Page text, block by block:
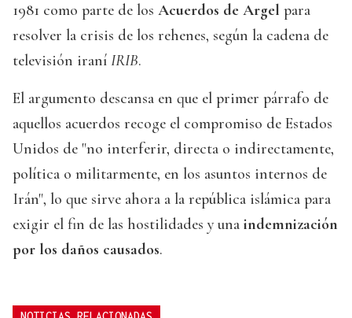
1981 como parte de los Acuerdos de Argel para
resolver la crisis de los rehenes, según la cadena de
televisión iraní IRIB.
El argumento descansa en que el primer párrafo de
aquellos acuerdos recoge el compromiso de Estados
Unidos de "no interferir, directa o indirectamente,
política o militarmente, en los asuntos internos de
Irán", lo que sirve ahora a la república islámica para
exigir el fin de las hostilidades y una indemnización
por los daños causados.